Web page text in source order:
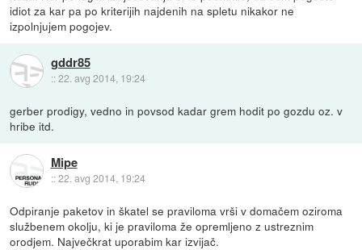
idiot za kar pa po kriterijih najdenih na spletu nikakor ne
izpolnjujem pogojev.
gddr85
::22. avg 2014, 19:24
gerber prodigy, vedno in povsod kadar grem hodit po gozdu oz. v
hribe itd.
Mipe
::22. avg 2014, 19:24
Odpiranje paketov in škatel se praviloma vrši v domačem oziroma
službenem okolju, ki je praviloma že opremljeno z ustreznim
orodjem. Največkrat uporabim kar izvijač.